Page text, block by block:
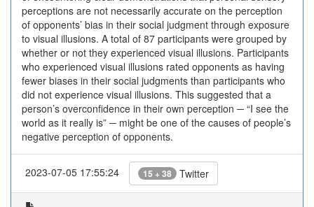
perceptions are not necessarily accurate on the perception
of opponents’ bias in their social judgment through exposure
to visual illusions. A total of 87 participants were grouped by
whether or not they experienced visual illusions. Participants
who experienced visual illusions rated opponents as having
fewer biases in their social judgments than participants who
did not experience visual illusions. This suggested that a
person’s overconfidence in their own perception ─ “I see the
world as it really is” ─ might be one of the causes of people’s
negative perception of opponents.
2023-07-05 17:55:24 15 + 38 Twitter